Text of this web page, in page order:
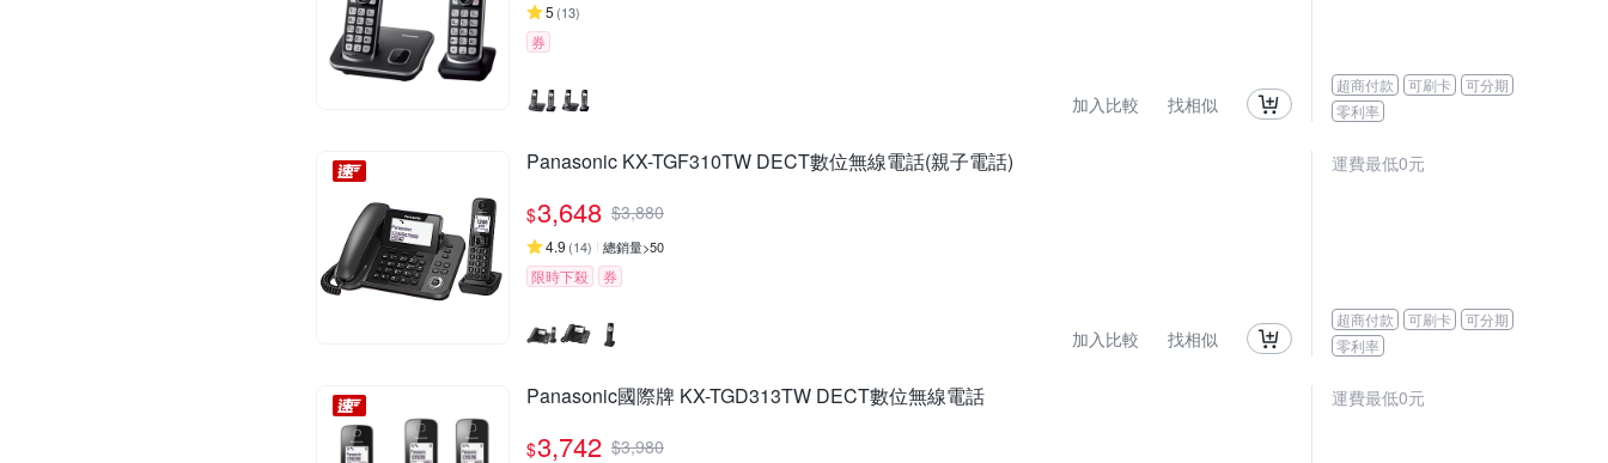
5 (13)
券
加入比較 找相似
超商付款 可刷卡
可分期
零利率
Panasonic KX-TGF310TW DECT數位無線電話(親子電話)
$3,648 $3,880
4.9 (14) 總銷量>50
限時下殺 券
加入比較 找相似
運費最低0元
超商付款 可刷卡
可分期
零利率
Panasonic國際牌 KX-TGD313TW DECT數位無線電話
$3,742 $3,980
運費最低0元